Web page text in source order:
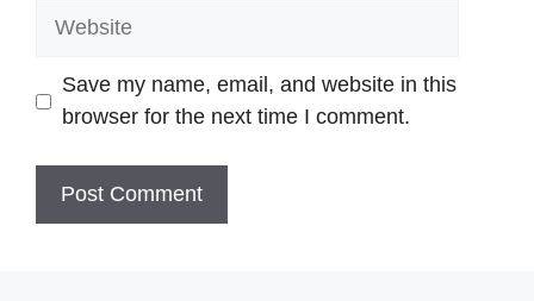
Website
Save my name, email, and website in this
browser for the next time I comment.